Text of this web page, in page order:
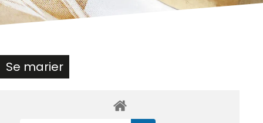
Se marier